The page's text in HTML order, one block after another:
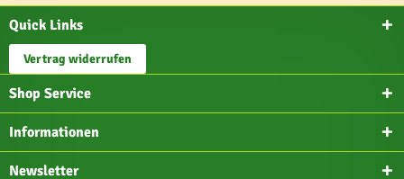
Quick Links
Vertrag widerrufen
Shop Service
Informationen
Newsletter